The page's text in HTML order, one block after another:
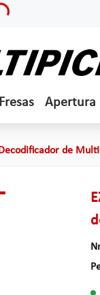
Apertura
de